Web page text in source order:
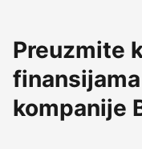
Preuzmite
kompanije